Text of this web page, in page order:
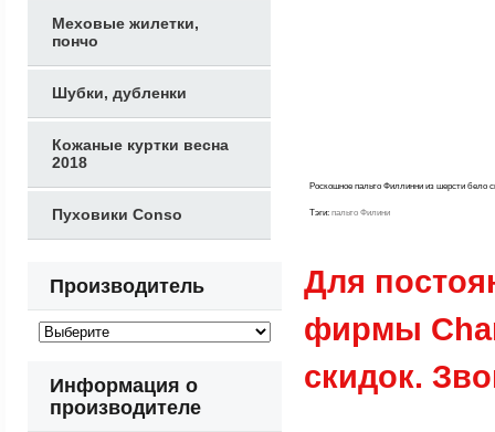
Роскошное пальто Филлинни из шерсти бело
Тэги: пальто Филини
Для
фирмы
скидок.
Меховые жилетки,
пончо
Шубки, дубленки
Кожаные куртки весна
2018
Пуховики Conso
Производитель
Информация о
производителе